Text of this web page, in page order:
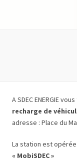
A SDEC ENERGIE
recharge de
adresse : Place du
La station est
« MobiSDEC »